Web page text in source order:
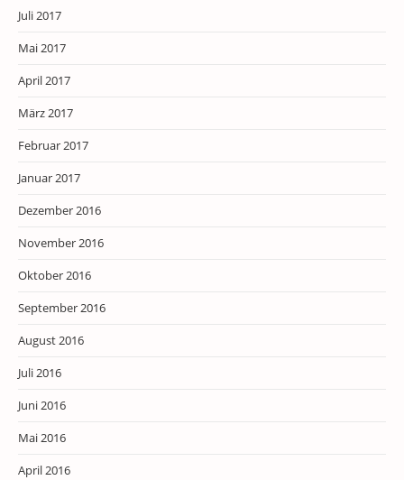
Juli 2017
Mai 2017
April 2017
März 2017
Februar 2017
Januar 2017
Dezember 2016
November 2016
Oktober 2016
September 2016
August 2016
Juli 2016
Juni 2016
Mai 2016
April 2016